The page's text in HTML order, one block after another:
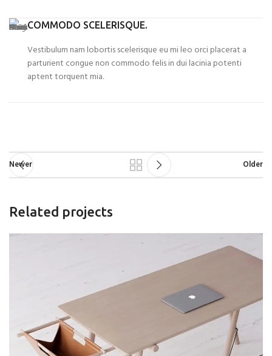
COMMODO SCELERISQUE.
Vestibulum nam lobortis scelerisque eu mi leo orci placerat a
parturient congue non commodo felis in dui lacinia potenti
aptent torquent mia.
Newer Older
Related projects